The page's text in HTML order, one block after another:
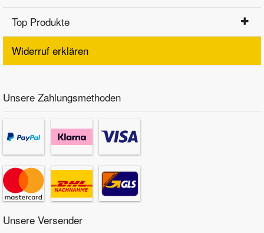
Top Produkte
Widerruf erklären
Unsere Zahlungsmethoden
Unsere Versender